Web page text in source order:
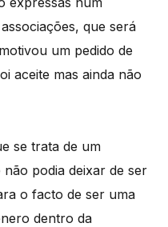
que será
um pedido de
aceite mas ainda não
se trata de um
podia deixar de ser
o facto de ser uma
dentro da